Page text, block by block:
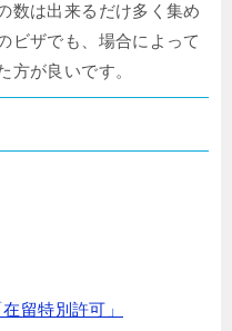
数は出来るだけ多く集め
ビザでも、場合によって
方が良いです。
留特別許可」